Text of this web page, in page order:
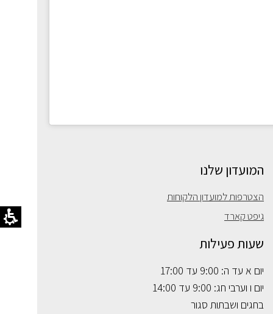
המועדון שלנו
הצטרפות למועדון הלקוחות
גיפט קארד
שעות פעילות
יום א עד ה: 9:00 עד 17:00
יום ו וערבי חג: 9:00 עד 14:00
בחגים ושבתות סגור